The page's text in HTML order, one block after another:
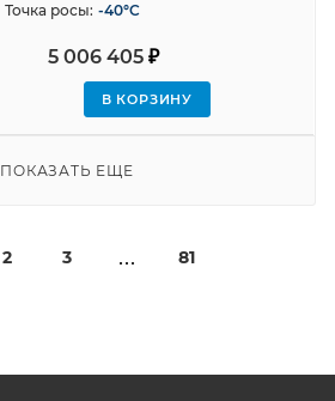
5 006 405₽
В КОРЗИНУ
Точка росы: -40°C
ПОКАЗАТЬ ЕЩЕ
2 3 81